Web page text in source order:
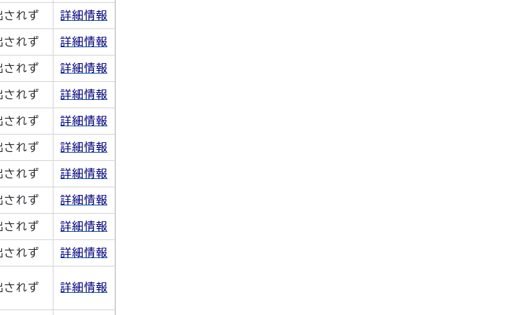
されず 詳細情報
されず 詳細情報
されず 詳細情報
されず 詳細情報
されず 詳細情報
されず 詳細情報
されず 詳細情報
されず 詳細情報
されず 詳細情報
されず 詳細情報
されず 詳細情報